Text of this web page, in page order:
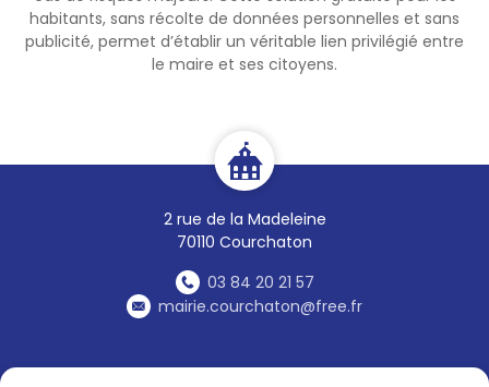
habitants, sans récolte de données personnelles et sans
publicité, permet d’établir un véritable lien privilégié entre
le maire et ses citoyens.
2 rue de la Madeleine
70110 Courchaton
03 84 20 21 57
mairie.courchaton@free.fr